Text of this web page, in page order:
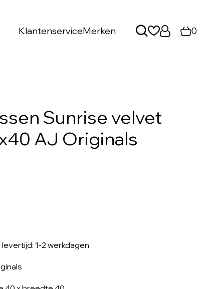
KlantenserviceMerken 0
Sunrise velvet
AJ Originals
levertijd: 1-2 werkdagen